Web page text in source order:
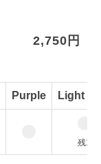
2,750円
Purple Light
残1